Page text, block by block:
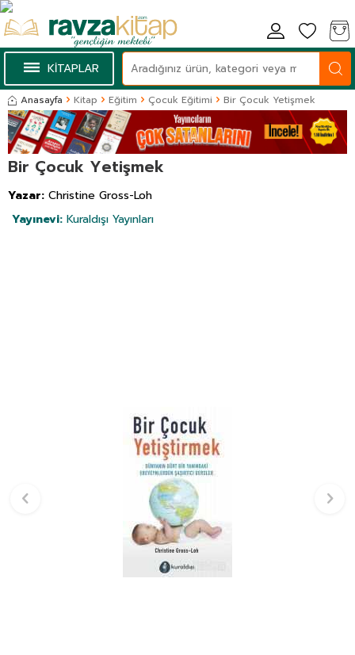
KİTAPLAR
Anasayfa Kitap Eğitim Çocuk Eğitimi Bir Çocuk Yetişmek
Bir Çocuk Yetişmek
Yazar: Christine Gross-Loh
Yayınevi: Kuraldışı Yayınları